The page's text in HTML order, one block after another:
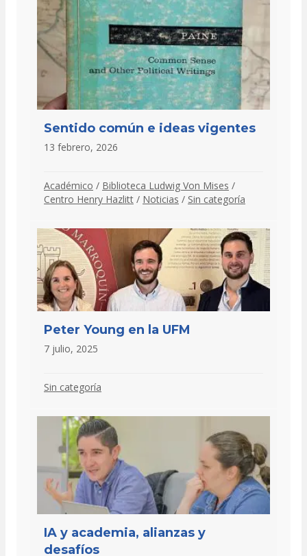
Sentido común e ideas vigentes
13 febrero, 2026
Académico / Biblioteca Ludwig Von Mises /
Centro Henry Hazlitt / Noticias / Sin categoría
Peter Young en la UFM
7 julio, 2025
Sin categoría
IA y academia, alianzas y
desafíos